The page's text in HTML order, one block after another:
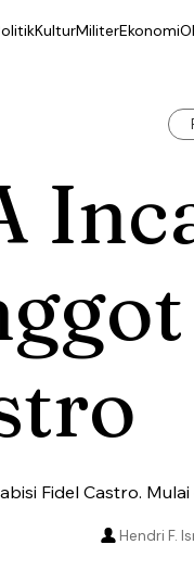
KulturMiliterEkonomi
Fidel Castro.
Hendri F.